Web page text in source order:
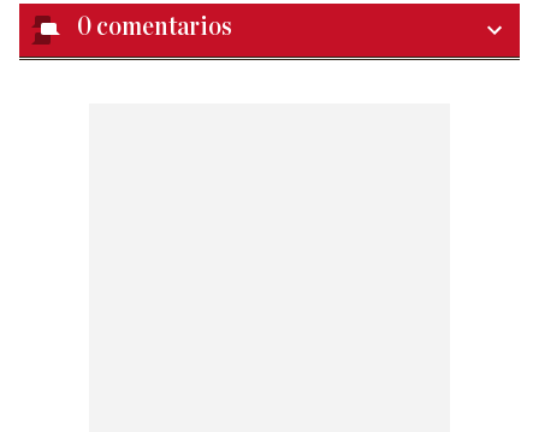
0 comentarios